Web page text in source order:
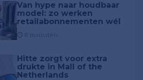
Van hype naar houdbaar
model: zo werken
retailabonnementen wél
Hitte zorgt voor extra
drukte in Mall of the
Netherlands